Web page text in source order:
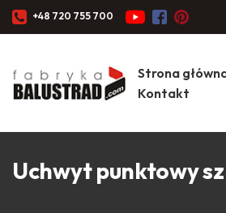
+48 720 755 700
Strona
Kontakt
Uchwyt punktowy